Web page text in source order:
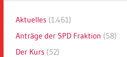
Aktuelles(1.461)
Anträge der SPD Fraktion (58)
Der Kurs(52)